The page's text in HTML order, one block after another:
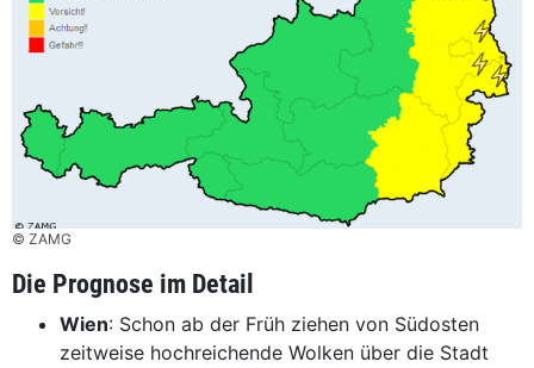
© ZAMG
Die Prognose im Detail
Wien: Schon ab der Früh ziehen von Südosten
zeitweise hochreichende Wolken über die Stadt